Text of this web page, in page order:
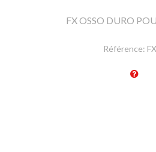
FX OSSO DURO
Référence: